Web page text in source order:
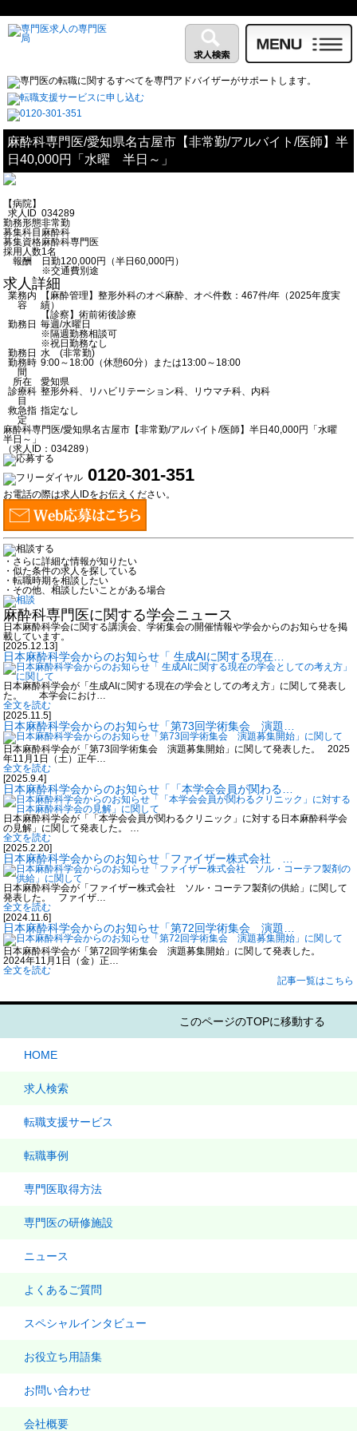
麻酔科専門医/愛知県名古屋市【非常勤/アルバイト/医師】半
日40,000円「水曜 半日～」
【病院】
求人ID 034289
勤務形態非常勤
募集科目 麻酔科
募集資格麻酔科専門医
採用人数1名
報酬
日勤120,000円（半日60,000円）
※交通費別途
求人詳細
業務内
容
【麻酔管理】整形外科のオペ麻酔、オペ件数：467件/年（2025年度実
績）
【診察】術前術後診療
勤務日 毎週/水曜日
※隔週勤務相談可
※祝日勤務なし
勤務日 水 (非常勤)
勤務時
間
9:00～18:00（休憩60分）または13:00～18:00
所在
愛知県
診療科
目
整形外科、リハビリテーション科、リウマチ科、内科
救急指
定
指定なし
麻酔科専門医/愛知県名古屋市【非常勤/アルバイト/医師】半日40,000円「水曜
半日～」
（求人ID：034289）
0120-301-351
お電話の際は求人IDをお伝えください。
・さらに詳細な情報が知りたい
・似た条件の求人を探している
・転職時期を相談したい
・その他、相談したいことがある場合
麻酔科専門医に関する学会ニュース
日本麻酔科学会に関する講演会、学術集会の開催情報や学会からのお知らせを掲
載しています。
[2025.12.13]
日本麻酔科学会からのお知らせ「 生成AIに関する現在…
日本麻酔科学会が「生成AIに関する現在の学会としての考え方」に関して発表し
た。 本学会におけ…
全文を読む
[2025.11.5]
日本麻酔科学会からのお知らせ「第73回学術集会 演題…
日本麻酔科学会が「第73回学術集会 演題募集開始」に関して発表した。 2025
年11月1日（土）正午…
全文を読む
[2025.9.4]
日本麻酔科学会からのお知らせ「「本学会会員が関わる…
日本麻酔科学会が「「本学会会員が関わるクリニック」に対する日本麻酔科学会
の見解」に関して発表した。 …
全文を読む
[2025.2.20]
日本麻酔科学会からのお知らせ「ファイザー株式会社 …
日本麻酔科学会が「ファイザー株式会社 ソル・コーテフ製剤の供給」に関して
発表した。 ファイザ…
全文を読む
[2024.11.6]
日本麻酔科学会からのお知らせ「第72回学術集会 演題…
日本麻酔科学会が「第72回学術集会 演題募集開始」に関して発表した。
2024年11月1日（金）正…
全文を読む
記事一覧はこちら
このページのTOPに移動する
HOME
求人検索
転職支援サービス
転職事例
専門医取得方法
専門医の研修施設
ニュース
よくあるご質問
スペシャルインタビュー
お役立ち用語集
お問い合わせ
会社概要